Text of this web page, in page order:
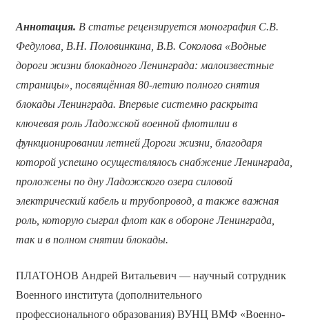
Аннотация. В статье рецензируется монография С.В.
Федулова, В.Н. Половинкина, В.В. Соколова «Водные
дороги жизни блокадного Ленинграда: малоизвестные
страницы», посвящённая 80-летию полного снятия
блокады Ленинграда. Впервые системно раскрыта
ключевая роль Ладожской военной флотилии в
функционировании летней Дороги жизни, благодаря
которой успешно осуществлялось снабжение Ленинграда,
проложены по дну Ладожского озера силовой
электрический кабель и трубопровод, а также важная
роль, которую сыграл флот как в обороне Ленинграда,
так и в полном снятии блокады.
ПЛАТОНОВ Андрей Витальевич — научный сотрудник
Военного института (дополнительного
профессионального образования) ВУНЦ ВМФ «Военно-